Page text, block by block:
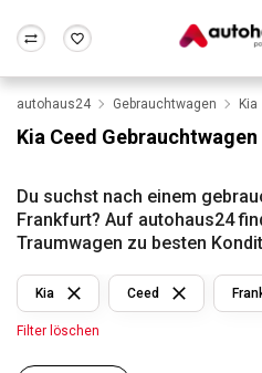
Wir bewerten dein Auto
Alle Fragen &
Rund um die
Frankfurt Wuppertal
autohaus24 Gebrauchtwagen Kia
Kia Ceed
Du suchst nach einem
Frankfurt? Auf autohaus24
Traumwagen zu besten
Kia Ceed
Filter löschen